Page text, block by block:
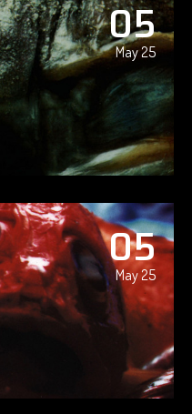
05
May 25
05
May 25